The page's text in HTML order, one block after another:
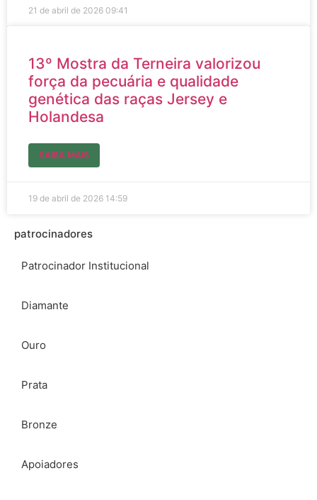
21 de abril de 2026 09:41
13º Mostra da Terneira valorizou
força da pecuária e qualidade
genética das raças Jersey e
Holandesa
SAIBA MAIS
19 de abril de 2026 14:59
patrocinadores
Patrocinador Institucional
Diamante
Ouro
Prata
Bronze
Apoiadores